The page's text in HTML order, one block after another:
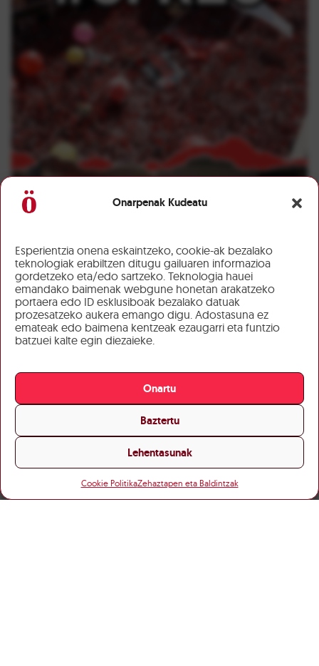
Onarpenak Kudeatu
Esperientzia onena eskaintzeko, cookie-ak bezalako
teknologiak erabiltzen ditugu gailuaren informazioa
gordetzeko eta/edo sartzeko. Teknologia hauei
emandako baimenak webgune honetan arakatzeko
portaera edo ID esklusiboak bezalako datuak
prozesatzeko aukera emango digu. Adostasuna ez
emateak edo baimena kentzeak ezaugarri eta funtzio
batzuei kalte egin diezaieke.
Onartu
Baztertu
Lehentasunak
Cookie PolitikaZehaztapen eta Baldintzak